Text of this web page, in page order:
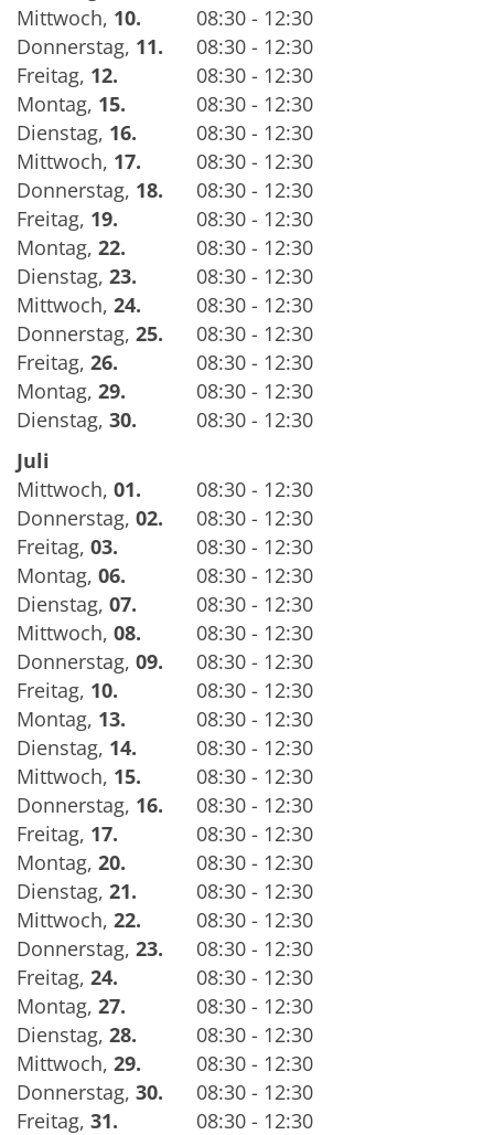
Mittwoch, 10.
08:30 - 12:30
Donnerstag, 11.
08:30 - 12:30
Freitag, 12.
08:30 - 12:30
Montag, 15.
08:30 - 12:30
Dienstag, 16.
08:30 - 12:30
Mittwoch, 17.
08:30 - 12:30
Donnerstag, 18.
08:30 - 12:30
Freitag, 19.
08:30 - 12:30
Montag, 22.
08:30 - 12:30
Dienstag, 23.
08:30 - 12:30
Mittwoch, 24.
08:30 - 12:30
Donnerstag, 25.
08:30 - 12:30
Freitag, 26.
08:30 - 12:30
Montag, 29.
08:30 - 12:30
Dienstag, 30.
08:30 - 12:30
Juli
Mittwoch, 01.
08:30 - 12:30
Donnerstag, 02.
08:30 - 12:30
Freitag, 03.
08:30 - 12:30
Montag, 06.
08:30 - 12:30
Dienstag, 07.
08:30 - 12:30
Mittwoch, 08.
08:30 - 12:30
Donnerstag, 09.
08:30 - 12:30
Freitag, 10.
08:30 - 12:30
Montag, 13.
08:30 - 12:30
Dienstag, 14.
08:30 - 12:30
Mittwoch, 15.
08:30 - 12:30
Donnerstag, 16.
08:30 - 12:30
Freitag, 17.
08:30 - 12:30
Montag, 20.
08:30 - 12:30
Dienstag, 21.
08:30 - 12:30
Mittwoch, 22.
08:30 - 12:30
Donnerstag, 23.
08:30 - 12:30
Freitag, 24.
08:30 - 12:30
Montag, 27.
08:30 - 12:30
Dienstag, 28.
08:30 - 12:30
Mittwoch, 29.
08:30 - 12:30
Donnerstag, 30.
08:30 - 12:30
Freitag, 31.
08:30 - 12:30